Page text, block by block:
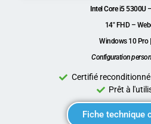
Intel Core i5 5300U
14″ FHD –
Windows 10 Pro
Configuration
Certifié reconditionné
Prêt à
Fiche technique